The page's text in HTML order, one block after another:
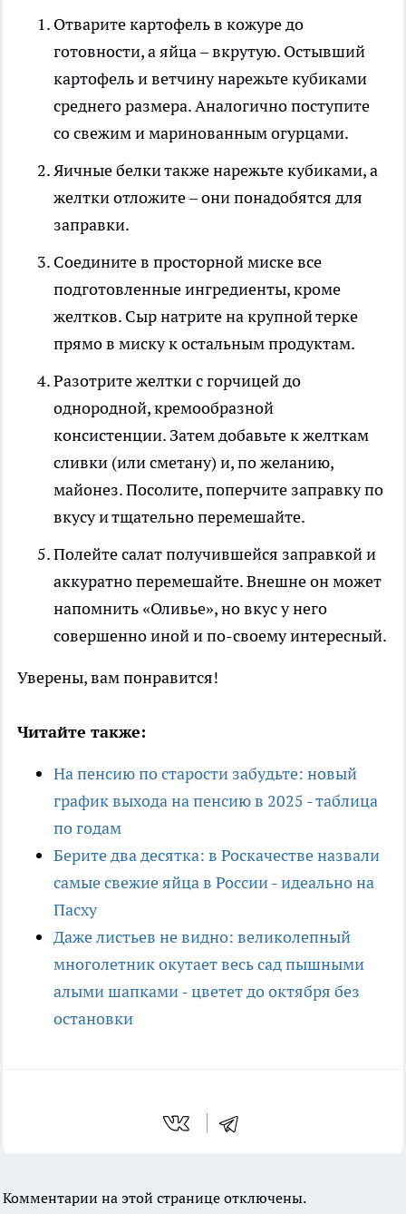
Отварите картофель в кожуре до
готовности, а яйца – вкрутую. Остывший
картофель и ветчину нарежьте кубиками
среднего размера. Аналогично поступите
со свежим и маринованным огурцами.
Яичные белки также нарежьте кубиками, а
желтки отложите – они понадобятся для
заправки.
Соедините в просторной миске все
подготовленные ингредиенты, кроме
желтков. Сыр натрите на крупной терке
прямо в миску к остальным продуктам.
Разотрите желтки с горчицей до
однородной, кремообразной
консистенции. Затем добавьте к желткам
сливки (или сметану) и, по желанию,
майонез. Посолите, поперчите заправку по
вкусу и тщательно перемешайте.
Полейте салат получившейся заправкой и
аккуратно перемешайте. Внешне он может
напомнить «Оливье», но вкус у него
совершенно иной и по-своему интересный.
Уверены, вам понравится!
Читайте также:
На пенсию по старости забудьте: новый
график выхода на пенсию в 2025 - таблица
по годам
Берите два десятка: в Роскачестве назвали
самые свежие яйца в России - идеально на
Пасху
Даже листьев не видно: великолепный
многолетник окутает весь сад пышными
алыми шапками - цветет до октября без
остановки
Комментарии на этой странице отключены.